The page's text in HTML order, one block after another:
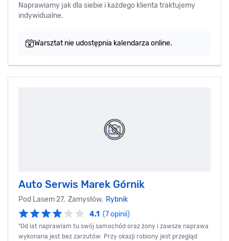
Naprawiamy jak dla siebie i każdego klienta traktujemy
indywidualne.
Warsztat nie udostępnia kalendarza online.
Auto Serwis Marek Górnik
Pod Lasem 27, Zamysłów, Rybnik
4.1 (7 opinii)
"Od lat naprawiam tu swój samochód oraz żony i zawsze naprawa
wykonana jest bez zarzutów. Przy okazji robiony jest przegląd